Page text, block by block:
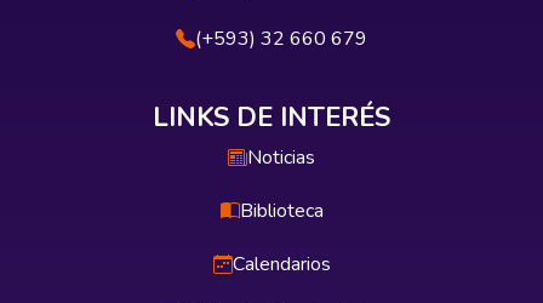
(+593) 32 660 679
LINKS DE INTERÉS
Noticias
Biblioteca
Calendarios